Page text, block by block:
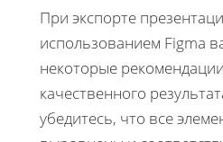
При экспорте
использованием Figma
некоторые
качественного
убедитесь, что все